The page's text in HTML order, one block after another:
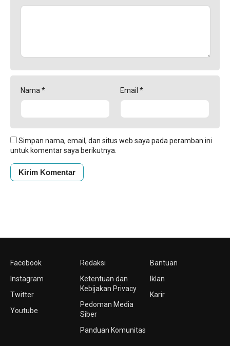
Nama* Email *
Simpan nama, email, dan situs web saya pada peramban ini
untuk komentar saya berikutnya.
Facebook
Instagram
Twitter
Youtube
Redaksi
Ketentuan dan
Kebijakan Privacy
Pedoman Media
Siber
Panduan Komunitas
Bantuan
Iklan
Karir